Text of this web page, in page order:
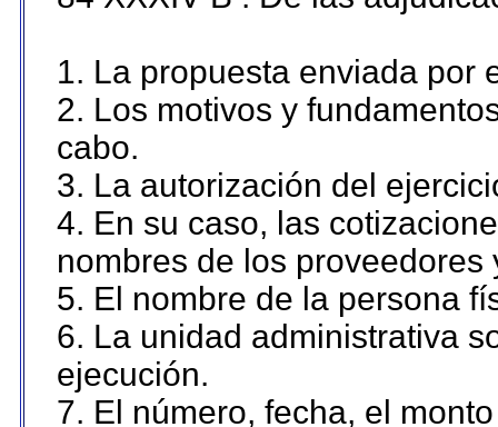
1. La propuesta enviada por
2. Los motivos y
cabo.
3. La autorización del
4. En su caso, las
nombres de los proveedores
5. El nombre de la persona
6. La unidad administrativa
ejecución.
7. El número, fecha, el